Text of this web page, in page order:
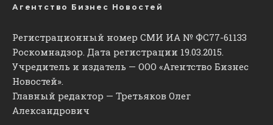
Агентство Бизнес Новостей
Регистрационный номер СМИ ИА № ФС77-61133
Роскомнадзор. Дата регистрации 19.03.2015.
Учредитель и издатель — ООО «Агентство Бизнес
Новостей».
Главный редактор — Третьяков Олег
Александрович